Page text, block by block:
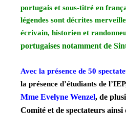
portugais et sous-titré en
légendes sont décrites
écrivain, historien et
portugaises notamment de
Avec la présence de 50
la présence d’étudiants de
Mme Evelyne Wenzel, de
Comité et de spectateurs ainsi